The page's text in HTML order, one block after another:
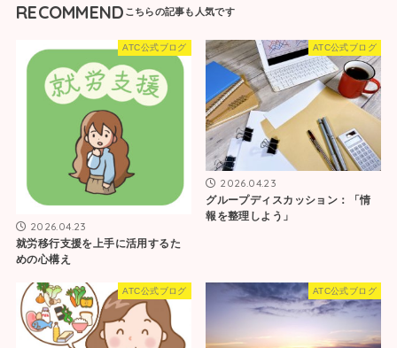
RECOMMEND
ATC公式ブログ
2026.04.23
就労移行支援を上手に活用するた
めの心構え
ATC公式ブログ
2026.04.23
グループディスカッション：「情
報を整理しよう」
ATC公式ブログ ATC公式ブログ